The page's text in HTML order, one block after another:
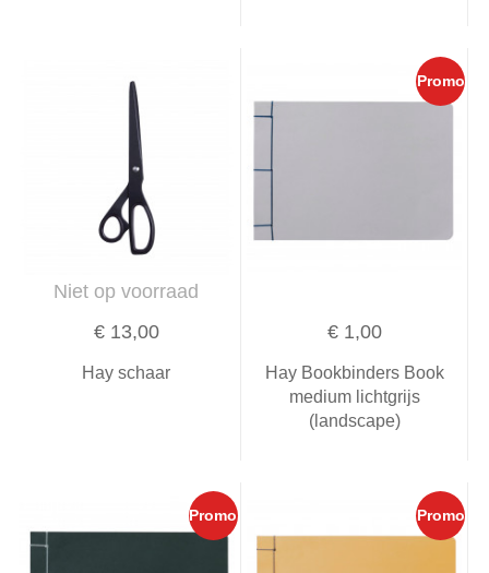
Niet op voorraad
€ 13,00
Hay schaar
Promo
€ 1,00
Hay Bookbinders Book
medium lichtgrijs
(landscape)
Promo Promo